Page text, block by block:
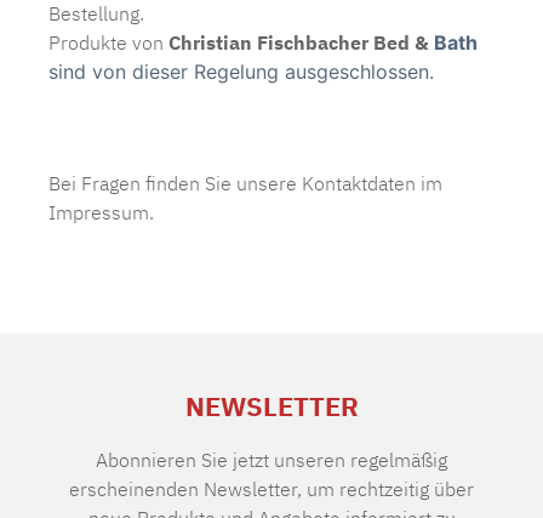
Bestellung.
Produkte von Christian Fischbacher Bed & Bath
sind von dieser Regelung ausgeschlossen.
Bei Fragen finden Sie unsere Kontaktdaten im
Impressum.
NEWSLETTER
Abonnieren Sie jetzt unseren regelmäßig
erscheinenden Newsletter, um rechtzeitig über